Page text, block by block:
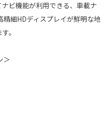
ビ機能が利用できる、車載ナ
細HDディスプレイが鮮明な地
。
＞